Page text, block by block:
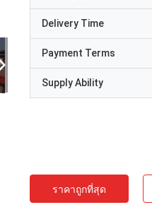
Delivery Time
Payment Terms
Supply Ability
ราคาถูกที่สุด